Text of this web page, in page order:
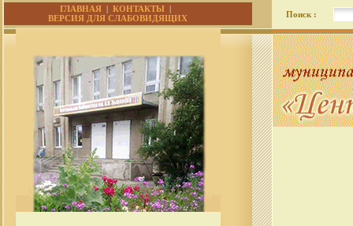
ГЛАВНАЯ |КОНТАКТЫ |
ВЕРСИЯ ДЛЯ СЛАБОВИДЯЩИХ
Поиск :